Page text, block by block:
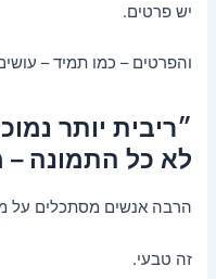
יש פרטים.
והפרטים – כמו תמיד –
״ריבית יותר
לא כל התמונה
הרבה אנשים מסתכלים על
זה טבעי.